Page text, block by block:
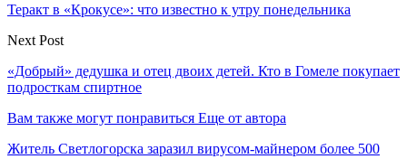
Теракт в «Крокусе»: что известно к утру понедельника
Next Post
«Добрый» дедушка и отец двоих детей. Кто в Гомеле покупает
подросткам спиртное
Вам также могут понравиться Еще от автора
Житель Светлогорска заразил вирусом-майнером более 500